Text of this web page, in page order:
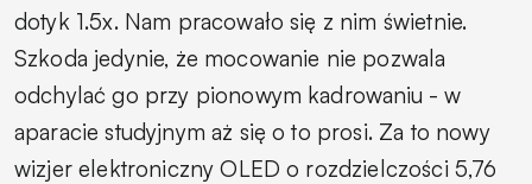
dotyk 1.5x. Nam pracowało się z nim świetnie.
Szkoda jedynie, że mocowanie nie pozwala
odchylać go przy pionowym kadrowaniu - w
aparacie studyjnym aż się o to prosi. Za to nowy
wizjer elektroniczny OLED o rozdzielczości 5,76